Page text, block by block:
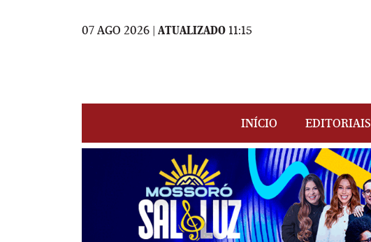
07 AGO 2026 | ATUALIZADO 11:15
INÍCIO EDITORIAIS